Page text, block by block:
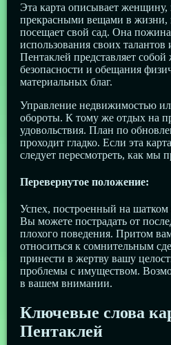
Эта карта описывает
прекрасными вещами в жизни,
посещает свой сад. Она
использования своих
Пентаклей представляет
безопасности и обещания
материальных благ.
Управление недвижимостью
обороты. К тому же отдых на
удовольствия. План по
проходит гладко. Если эта
следует пересмотреть, как мы
Перевернутое положение:
Успех, построенный на шатком
Вы можете пострадать от
плохого поведения. Притом
относиться к сомнительным
принести в жертву вашу
проблемы с имуществом.
в вашем внимании.
Ключевые слова
Пентаклей